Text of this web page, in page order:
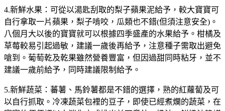
4.新鮮水果：可從以湯匙刮取的梨子蘋果泥給予，較大寶寶可
自行拿取一片蘋果，梨子啃咬，瓜類也不錯(但須注意安全)。
八個月大以後的寶寶就可以根據四季盛產的水果給予。柑橘及
草莓較易引起過敏，建議一歲後再給予，注意種子需取出避免
嗆到。葡萄乾及乾果雖然營養豐富，但因過甜同時粘牙，並不
建議一歲前給予，同時建議限制給予。
5.新鮮蔬菜：蕃薯、馬鈴薯都是不錯的選擇，熟的紅蘿蔔及可
以自行抓取。冷凍蔬菜包裡的豆子，即使已經煮爛的蔬菜，在